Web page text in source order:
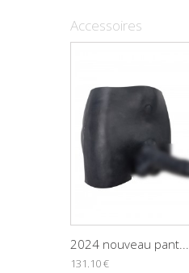
Accessoires
2024 nouveau pant...
131.10 €